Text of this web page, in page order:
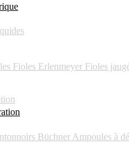
Fioles Erlenmeyer Fioles
Büchner Ampoules à